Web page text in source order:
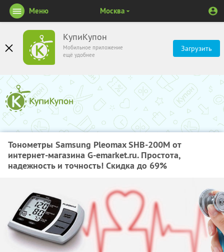
КупиКупон
Мобильное приложение
ещё удобнее
Загрузить
Меню Москва
Тонометры Samsung Pleomax SHB-200M от
интернет-магазина G-emarket.ru. Простота,
надежность и точность! Скидка до 69%